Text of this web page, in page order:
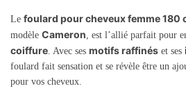
Le foulard pour cheveux femme 180
modèle Cameron , est l’allié parfait pour
coiffure . Avec ses motifs raffinés et ses
foulard fait sensation et se révèle être un
pour vos cheveux.